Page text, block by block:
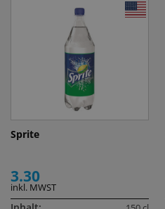
Sprite
3.30
inkl. MWST